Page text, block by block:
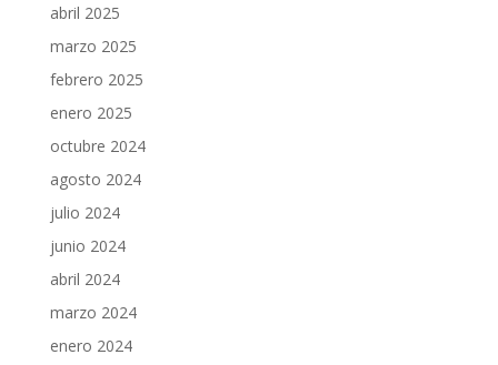
abril 2025
marzo 2025
febrero 2025
enero 2025
octubre 2024
agosto 2024
julio 2024
junio 2024
abril 2024
marzo 2024
enero 2024